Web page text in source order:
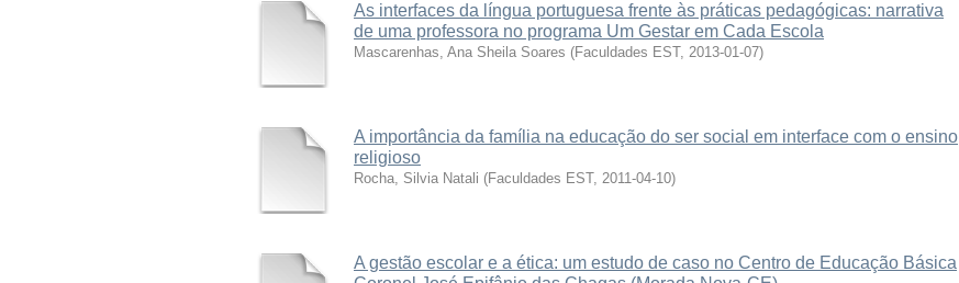
As interfaces da língua portuguesa frente às práticas pedagógicas: narrativa
de uma professora no programa Um Gestar em Cada Escola
Mascarenhas, Ana Sheila Soares (Faculdades EST, 2013-01-07)
A importância da família na educação do ser social em interface com o ensino
religioso
Rocha, Silvia Natali (Faculdades EST, 2011-04-10)
A gestão escolar e a ética: um estudo de caso no Centro de Educação Básica